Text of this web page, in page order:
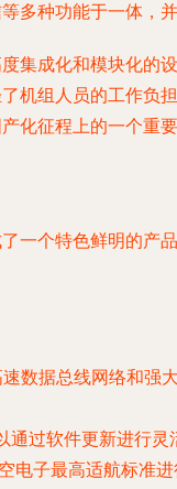
种功能于一体，
成化和模块化的
组人员的工作负
化征程上的一个重要
个特色鲜明的产
数据总线网络和
过软件更新进行
电子最高适航标准